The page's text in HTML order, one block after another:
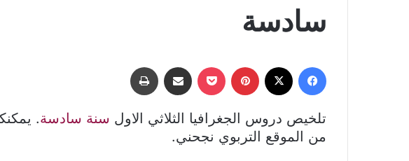
سادسة
فيسبوك بينتيريست ‫Pocket مشاركة عبر البريد
تلخيص دروس الجغرافيا الثلاثي الاول سنة سادسة
من الموقع التربوي نجحني.